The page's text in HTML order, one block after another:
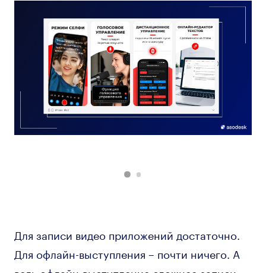
Для записи видео приложений достаточно.
Для офлайн-выступления – почти ничего. А